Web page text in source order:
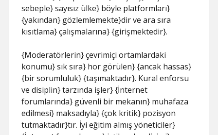
sebeple} sayısız ülke} böyle platformları}
{yakından} gözlemlemekte}dir ve ara sıra
kısıtlama} çalışmalarına} {girişmektedir}.
{Moderatörlerin} çevrimiçi ortamlardaki
konumu} sık sıra} hor görülen} {ancak hassas}
{bir sorumluluk} {taşımaktadır}. Kural enforsu
ve disiplin} tarzında işler} {İnternet
forumlarında} güvenli bir mekanın} muhafaza
edilmesi} maksadıyla} {çok kritik} pozisyon
tutmaktadır}tır. İyi eğitim almış yöneticiler}